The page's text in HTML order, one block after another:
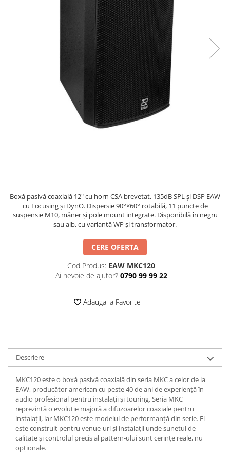
Line Array Active
Monitoare de scena
Cabluri la metru
Conectori Audio
Stage Box Multicore
Microfoane cu fir pentru live
Microfoane de captura
Microfoane pentru instrumente
Microfoane USB - Podcast, Gaming
Seturi de microfoane
Sisteme wireless
Mixere
Accesorii mixere
Boxă pasivă coaxială 12" cu horn CSA brevetat, 135dB SPL și DSP EAW
cu Focusing și DynO. Dispersie 90°×60° rotabilă, 11 puncte de
suspensie M10, mâner și pole mount integrate. Disponibilă în negru
sau alb, cu variantă WP și transformator.
CERE OFERTA
Cod Produs: EAW MKC120
Ai nevoie de ajutor? 0790 99 99 22
Adauga la Favorite
Descriere
MKC120 este o boxă pasivă coaxială din seria MKC a celor de la
EAW, producător american cu peste 40 de ani de experiență în
audio profesional pentru instalații și touring. Seria MKC
reprezintă o evoluție majoră a difuzoarelor coaxiale pentru
instalații, iar MKC120 este modelul de performanță din serie. El
este construit pentru venue-uri și instalații unde sunetul de
calitate și controlul precis al pattern-ului sunt cerințe reale, nu
opționale.